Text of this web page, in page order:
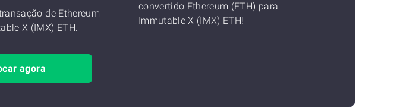
de Ethereum
X (IMX) ETH.
convertido Ethereum (ETH) para
Immutable X (IMX) ETH!
agora